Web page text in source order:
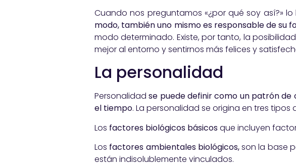
Cuando nos preguntamos «¿por qué soy así?»
modo, también uno mismo es responsable de su
modo determinado. Existe, por tanto, la
mejor al entorno y sentirnos más felices y
La personalidad
Personalidadse puede definir como un patrón
el tiempo. La personalidad se origina en tres tipos
Los factores biológicos básicosque incluyen
Los factores ambientales biológicos,son la base
están indisolublemente vinculados.